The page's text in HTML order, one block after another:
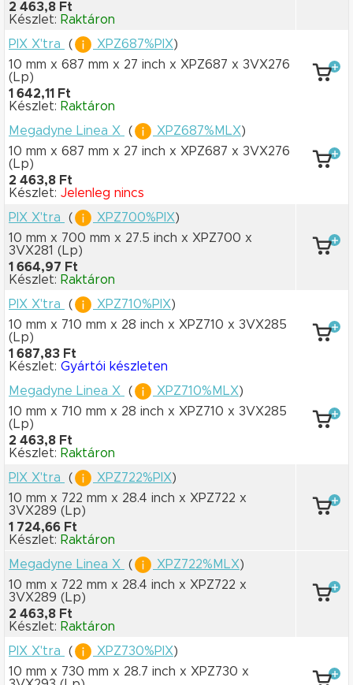
2 463,8 Ft
Készlet: Raktáron
PIX X'tra
( XPZ687%PIX)
10 mm x 687 mm x 27 inch x XPZ687 x 3VX276
(Lp)
1 642,11 Ft
Készlet: Raktáron
Megadyne Linea X
( XPZ687%MLX)
10 mm x 687 mm x 27 inch x XPZ687 x 3VX276
(Lp)
2 463,8 Ft
Készlet: Jelenleg nincs
PIX X'tra
( XPZ700%PIX)
10 mm x 700 mm x 27.5 inch x XPZ700 x
3VX281 (Lp)
1 664,97 Ft
Készlet: Raktáron
PIX X'tra
( XPZ710%PIX)
10 mm x 710 mm x 28 inch x XPZ710 x 3VX285
(Lp)
1 687,83 Ft
Készlet: Gyártói készleten
Megadyne Linea X
( XPZ710%MLX)
10 mm x 710 mm x 28 inch x XPZ710 x 3VX285
(Lp)
2 463,8 Ft
Készlet: Raktáron
PIX X'tra
( XPZ722%PIX)
10 mm x 722 mm x 28.4 inch x XPZ722 x
3VX289 (Lp)
1 724,66 Ft
Készlet: Raktáron
Megadyne Linea X
( XPZ722%MLX)
10 mm x 722 mm x 28.4 inch x XPZ722 x
3VX289 (Lp)
2 463,8 Ft
Készlet: Raktáron
PIX X'tra
( XPZ730%PIX)
10 mm x 730 mm x 28.7 inch x XPZ730 x